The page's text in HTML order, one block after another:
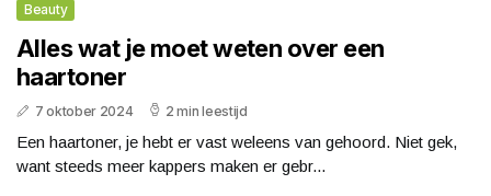
Beauty
Alles wat je moet weten over een
haartoner
7 oktober 2024 2 min leestijd
Een haartoner, je hebt er vast weleens van gehoord. Niet gek,
want steeds meer kappers maken er gebr...